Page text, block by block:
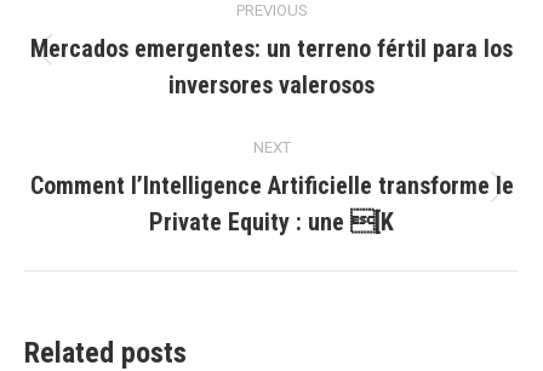
navigation
PREVIOUS
post:
Mercados emergentes: un terreno fértil para los
inversores valerosos
NEXT
post:
Comment l’Intelligence Artificielle transforme le
Private Equity : une [K
Related posts